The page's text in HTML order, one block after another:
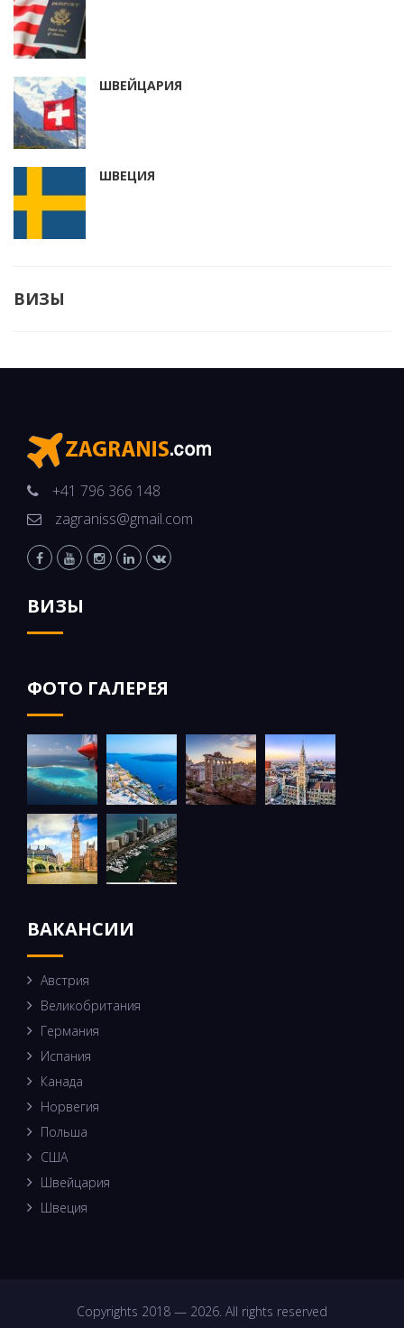
ШВЕЙЦАРИЯ
ШВЕЦИЯ
ВИЗЫ
+41 796 366 148
zagraniss@gmail.com
ВИЗЫ
ФОТО ГАЛЕРЕЯ
ВАКАНСИИ
Австрия
Великобритания
Германия
Испания
Канада
Норвегия
Польша
США
Швейцария
Швеция
Copyrights 2018 — 2026. All rights reserved